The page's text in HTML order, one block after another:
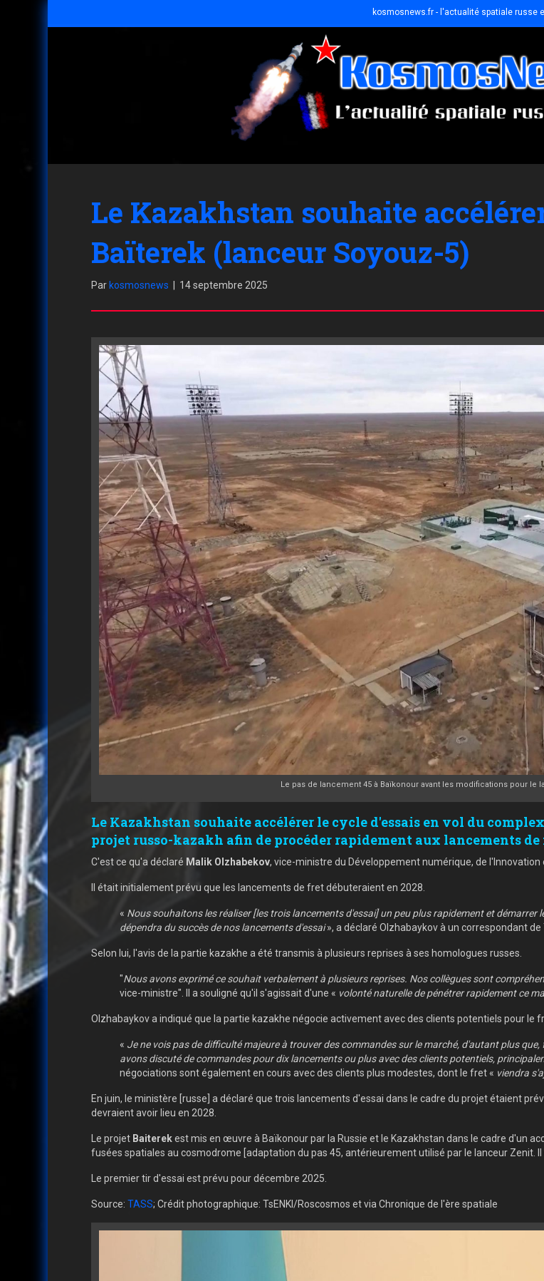
kosmosnews.fr - l'actualité spatiale russe
Le Kazakhstan souhaite
Baïterek (lanceur Soyouz-5)
Par kosmosnews 14 septembre 2025
Le pas de lancement 45 à Baïkonour avant les modifications pour le
Le Kazakhstan souhaite accélérer le cycle d'essais en vol du
projet russo-kazakh afin de procéder rapidement aux lancements
C'est ce qu'a déclaré Malik Olzhabekov, vice-ministre du Développement numérique, de
Il était initialement prévu que les lancements de fret débuteraient en 2028.
« Nous souhaitons les réaliser [les trois lancements d'essai] un peu plus rapidement et
dépendra du succès de nos lancements d'essai», a déclaré Olzhabaykov à un correspondant de
Selon lui, l'avis de la partie kazakhe a été transmis à plusieurs reprises à ses homologues russes.
"Nous avons exprimé ce souhait verbalement à plusieurs reprises. Nos collègues sont
vice-ministre". Il a souligné qu'il s'agissait d'une « volonté naturelle de pénétrer rapidement ce
Olzhabaykov a indiqué que la partie kazakhe négocie activement avec des clients potentiels pour le
« Je ne vois pas de difficulté majeure à trouver des commandes sur le marché, d'autant plus
avons discuté de commandes pour dix lancements ou plus avec des clients potentiels,
négociations sont également en cours avec des clients plus modestes, dont le fret « viendra
En juin, le ministère [russe] a déclaré que trois lancements d'essai dans le cadre du projet étaient
devraient avoir lieu en 2028.
Le projet Baiterekest mis en œuvre à Baïkonour par la Russie et le Kazakhstan dans le cadre d'un
fusées spatiales au cosmodrome [adaptation du pas 45, antérieurement utilisé par le lanceur Zenit.
Le premier tir d'essai est prévu pour décembre 2025.
Source: TASS; Crédit photographique: TsENKI/Roscosmos et via Chronique de l'ère spatiale